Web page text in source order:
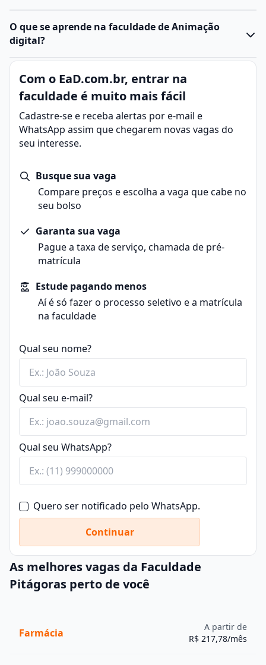
O que se aprende na faculdade de Animação
digital?
Com o EaD.com.br, entrar na
faculdade é muito mais fácil
Cadastre-se e receba alertas por e-mail e
WhatsApp assim que chegarem novas vagas do
seu interesse.
Busque sua vaga
Compare preços e escolha a vaga que cabe no
seu bolso
Garanta sua vaga
Pague a taxa de serviço, chamada de pré-
matrícula
Estude pagando menos
Aí é só fazer o processo seletivo e a matrícula
na faculdade
Qual seu nome?
Qual seu e-mail?
Qual seu WhatsApp?
Quero ser notificado pelo WhatsApp.
Continuar
As melhores vagas da Faculdade
Pitágoras perto de você
Farmácia
A partir de
R$ 217,78/mês